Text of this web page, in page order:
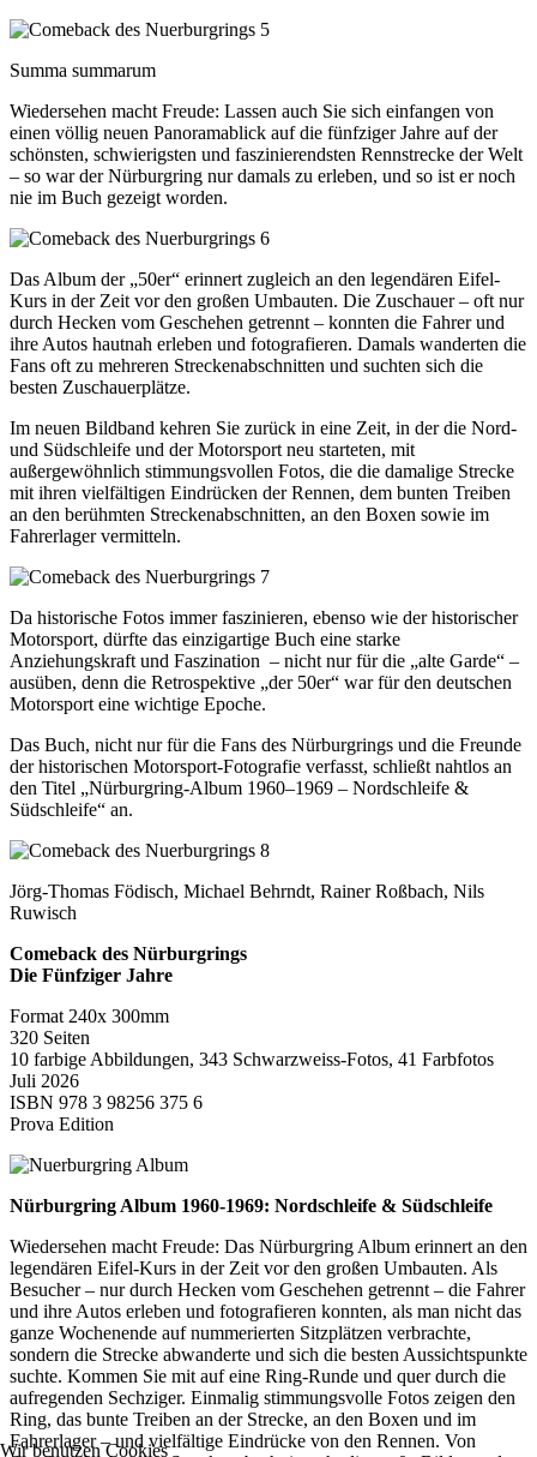
Summa summarum
Wiedersehen macht Freude: Lassen auch Sie sich einfangen von
einen völlig neuen Panoramablick auf die fünfziger Jahre auf der
schönsten, schwierigsten und faszinierendsten Rennstrecke der Welt
– so war der Nürburgring nur damals zu erleben, und so ist er noch
nie im Buch gezeigt worden.
Das Album der „50er“ erinnert zugleich an den legendären Eifel-
Kurs in der Zeit vor den großen Umbauten. Die Zuschauer – oft nur
durch Hecken vom Geschehen getrennt – konnten die Fahrer und
ihre Autos hautnah erleben und fotografieren. Damals wanderten die
Fans oft zu mehreren Streckenabschnitten und suchten sich die
besten Zuschauerplätze.
Im neuen Bildband kehren Sie zurück in eine Zeit, in der die Nord-
und Südschleife und der Motorsport neu starteten, mit
außergewöhnlich stimmungsvollen Fotos, die die damalige Strecke
mit ihren vielfältigen Eindrücken der Rennen, dem bunten Treiben
an den berühmten Streckenabschnitten, an den Boxen sowie im
Fahrerlager vermitteln.
Da historische Fotos immer faszinieren, ebenso wie der historischer
Motorsport, dürfte das einzigartige Buch eine starke
Anziehungskraft und Faszination – nicht nur für die „alte Garde“ –
ausüben, denn die Retrospektive „der 50er“ war für den deutschen
Motorsport eine wichtige Epoche.
Das Buch, nicht nur für die Fans des Nürburgrings und die Freunde
der historischen Motorsport-Fotografie verfasst, schließt nahtlos an
den Titel „Nürburgring-Album 1960–1969 – Nordschleife &
Südschleife“ an.
Jörg-Thomas Födisch, Michael Behrndt, Rainer Roßbach, Nils
Ruwisch
Comeback des Nürburgrings
Die Fünfziger Jahre
Format 240x 300mm
320 Seiten
10 farbige Abbildungen, 343 Schwarzweiss-Fotos, 41 Farbfotos
Juli 2026
ISBN 978 3 98256 375 6
Prova Edition
Nürburgring Album 1960-1969: Nordschleife & Südschleife
Wiedersehen macht Freude: Das Nürburgring Album erinnert an den
legendären Eifel-Kurs in der Zeit vor den großen Umbauten. Als
Besucher – nur durch Hecken vom Geschehen getrennt – die Fahrer
und ihre Autos erleben und fotografieren konnten, als man nicht das
ganze Wochenende auf nummerierten Sitzplätzen verbrachte,
sondern die Strecke abwanderte und sich die besten Aussichtspunkte
suchte. Kommen Sie mit auf eine Ring-Runde und quer durch die
aufregenden Sechziger. Einmalig stimmungsvolle Fotos zeigen den
Ring, das bunte Treiben an der Strecke, an den Boxen und im
Fahrerlager – und vielfältige Eindrücke von den Rennen. Von
Wir benutzen Cookies